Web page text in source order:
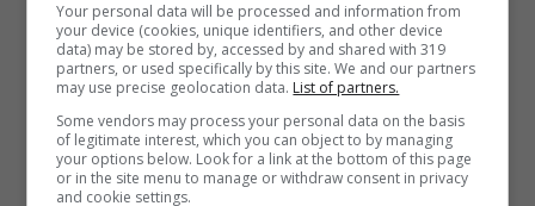
Your personal data will be processed and information from
your device (cookies, unique identifiers, and other device
data) may be stored by, accessed by and shared with 319
partners, or used specifically by this site. We and our partners
may use precise geolocation data. List of partners.
Some vendors may process your personal data on the basis
of legitimate interest, which you can object to by managing
your options below. Look for a link at the bottom of this page
or in the site menu to manage or withdraw consent in privacy
and cookie settings.